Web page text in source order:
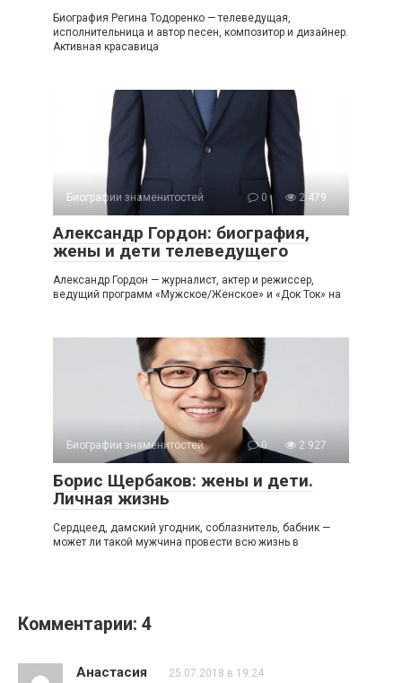
Биография Регина Тодоренко — телеведущая,
исполнительница и автор песен, композитор и дизайнер.
Активная красавица
Биографии знаменитостей 0 2 479
Александр Гордон: биография,
жены и дети телеведущего
Александр Гордон — журналист, актер и режиссер,
ведущий программ «Мужское/Женское» и «Док Ток» на
Биографии знаменитостей 0 2 927
Борис Щербаков: жены и дети.
Личная жизнь
Сердцеед, дамский угодник, соблазнитель, бабник —
может ли такой мужчина провести всю жизнь в
Комментарии: 4
Анастасия 25.07.2018 в 19:24